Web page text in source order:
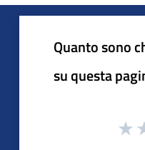
Quanto sono
su questa